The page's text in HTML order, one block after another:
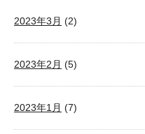
2023年3月 (2)
2023年2月 (5)
2023年1月 (7)